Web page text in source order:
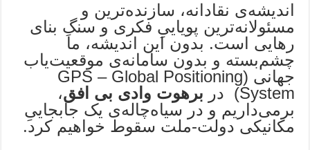
اندیشه‌ی نقادانه، سازنده‌ترین و
مسئولانه‌ترین پویاییِ فکری و سنگِ بنای
رهایی است. بدون این اندیشه، ما
چشم‌بسته و بدون سامانه‌ی موقعیت‌یاب
جهانی (GPS – Global Positioning
System) در
برهوت وادی بی افق،
برمی‌داریم و در سیاه‌چاله‌ی یک جابجاییِ
مکانیکی دولت-ملت سقوط خواهیم کرد.